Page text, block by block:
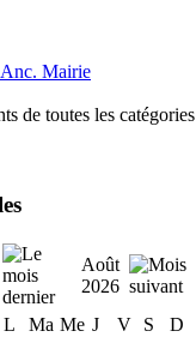
Anc. Mairie
de toutes les catégories
Août
2026
L
Ma Me J V S
D